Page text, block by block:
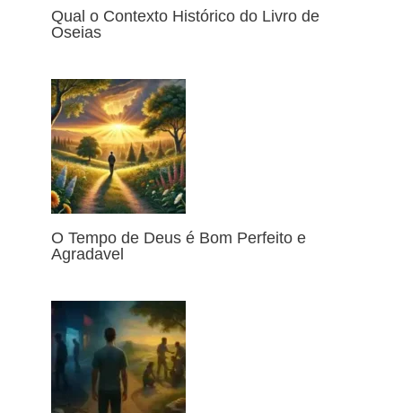
Qual o Contexto Histórico do Livro de
Oseias
O Tempo de Deus é Bom Perfeito e
Agradavel